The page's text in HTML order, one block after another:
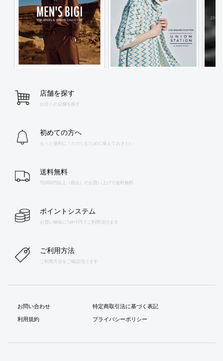
店舗を探す
お近くの店舗を探す
初めての方へ
もっと便利に！たのしむために覚えておきたい
送料無料
10,000円以上（税込）のお買い上げで送料無料
ポイントシステム
お買い物毎に1pt=1円でご利用頂けます
ご利用方法
ご利用方法をご確認頂けます
お問い合わせ
利用規約
特定商取引法に基づく表記
プライバシーポリシー